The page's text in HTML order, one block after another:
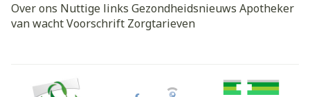
Over ons Nuttige links Gezondheidsnieuws Apotheker
van wachtVoorschrift Zorgtarieven